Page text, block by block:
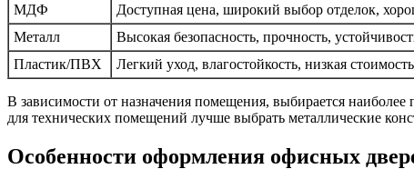
МДФ
Доступная цена, широкий выбор отделок,
Металл
Высокая безопасность, прочность,
Пластик/ПВХ
Легкий уход, влагостойкость, низкая стоимость
В зависимости от назначения помещения, выбирается
для технических помещений лучше выбрать металлические
Особенности оформления офисных